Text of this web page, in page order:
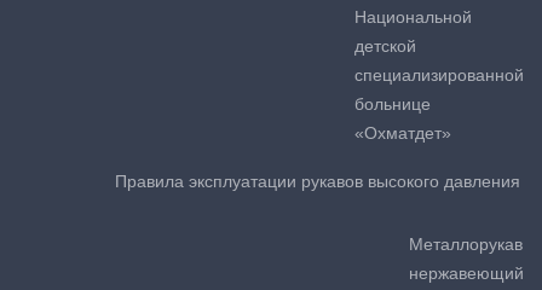
Национальной
детской
специализированной
больнице
«Охматдет»
Правила эксплуатации рукавов высокого давления
Металлорукав
нержавеющий